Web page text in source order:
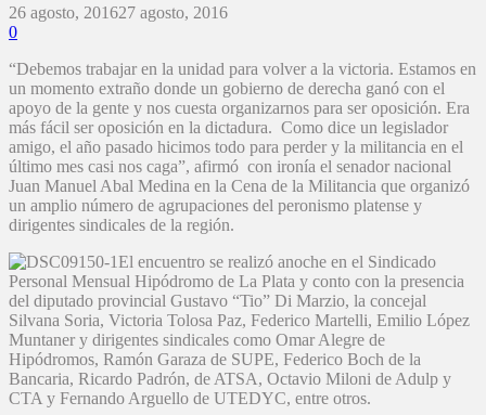
26 agosto, 201627 agosto, 2016
0
“Debemos trabajar en la unidad para volver a la victoria. Estamos en
un momento extraño donde un gobierno de derecha ganó con el
apoyo de la gente y nos cuesta organizarnos para ser oposición. Era
más fácil ser oposición en la dictadura. Como dice un legislador
amigo, el año pasado hicimos todo para perder y la militancia en el
último mes casi nos caga”, afirmó con ironía el senador nacional
Juan Manuel Abal Medina en la Cena de la Militancia que organizó
un amplio número de agrupaciones del peronismo platense y
dirigentes sindicales de la región.
El encuentro se realizó anoche en el Sindicado
Personal Mensual Hipódromo de La Plata y conto con la presencia
del diputado provincial Gustavo “Tio” Di Marzio, la concejal
Silvana Soria, Victoria Tolosa Paz, Federico Martelli, Emilio López
Muntaner y dirigentes sindicales como Omar Alegre de
Hipódromos, Ramón Garaza de SUPE, Federico Boch de la
Bancaria, Ricardo Padrón, de ATSA, Octavio Miloni de Adulp y
CTA y Fernando Arguello de UTEDYC, entre otros.